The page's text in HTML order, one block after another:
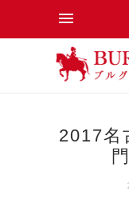
2017名